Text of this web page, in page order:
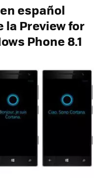
español
la Preview for
Phone 8.1